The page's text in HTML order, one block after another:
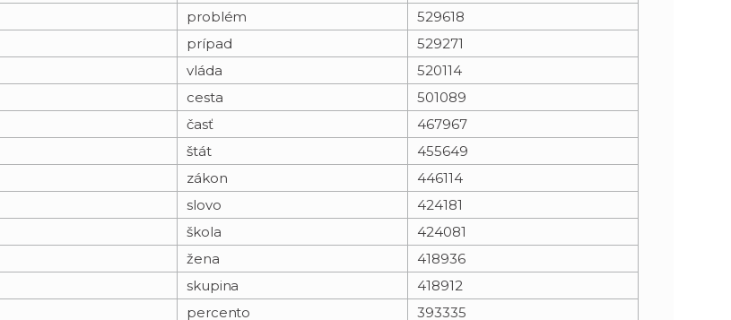
problém
529618
prípad
529271
vláda
520114
cesta
501089
časť
467967
štát
455649
zákon
446114
slovo
424181
škola
424081
žena
418936
skupina
418912
percento
393335